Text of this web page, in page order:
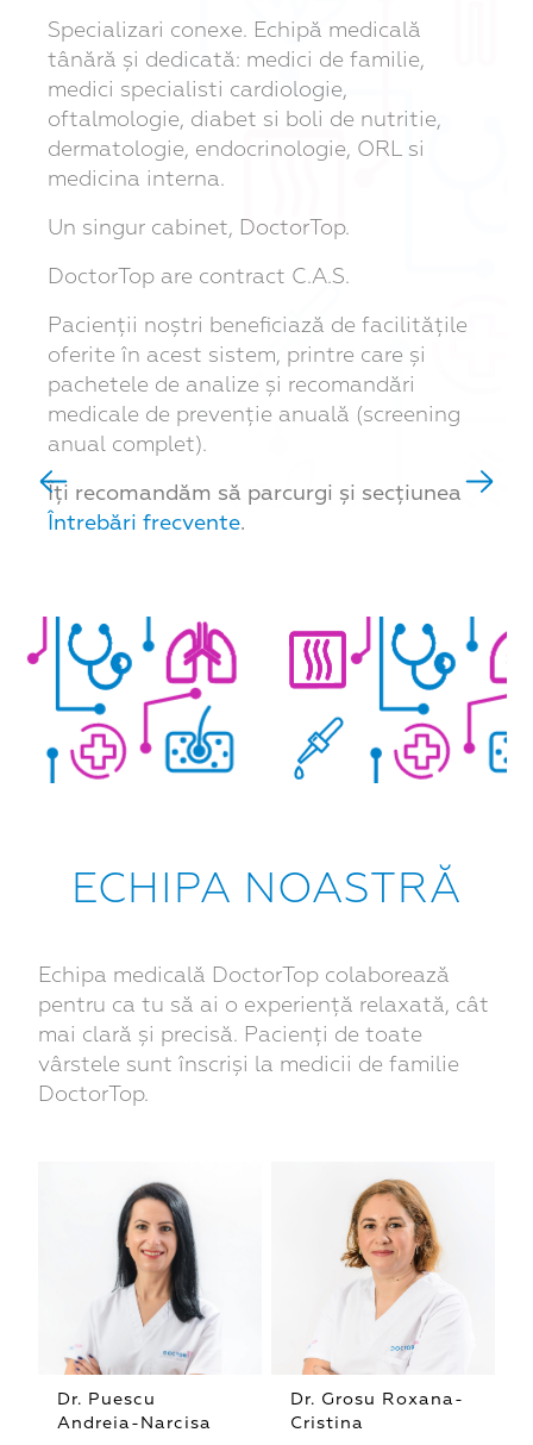
MEDICUL TĂU DE FAMILIE
Înscrie-te
Specializari conexe. Echipă medicală
tânără și dedicată: medici de familie,
medici specialisti cardiologie,
oftalmologie, diabet si boli de nutritie,
dermatologie, endocrinologie, ORL si
medicina interna.
Un singur cabinet, DoctorTop.
DoctorTop are contract C.A.S.
Pacienții noștri beneficiază de facilitățile
oferite în acest sistem, printre care și
pachetele de analize și recomandări
medicale de prevenție anuală (screening
anual complet).
Îți recomandăm să parcurgi și secțiunea
Întrebări frecvente.
ECHIPA NOASTRĂ
Echipa medicală DoctorTop colaborează
pentru ca tu să ai o experiență relaxată, cât
mai clară și precisă. Pacienți de toate
vârstele sunt înscriși la medicii de familie
DoctorTop.
Dr. Puescu
Andreia-Narcisa
Dr. Grosu Roxana-
Cristina